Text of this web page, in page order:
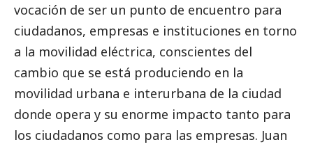
vocación de ser un punto de encuentro para
ciudadanos, empresas e instituciones en torno
a la movilidad eléctrica, conscientes del
cambio que se está produciendo en la
movilidad urbana e interurbana de la ciudad
donde opera y su enorme impacto tanto para
los ciudadanos como para las empresas. Juan